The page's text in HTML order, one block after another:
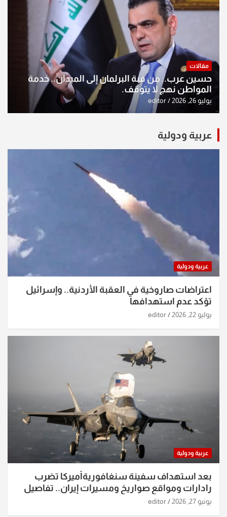
مقالات
حسين عرب.. من قبة البرلمان إلى الميدان.. خدمة
المواطن نهج لا يتوقف.
يوليو 26, 2026 editor
عربية ودولية
عربية ودولية
اعتراضات صاروخية في العقبة الأردنية.. وإسرائيل
تؤكد عدم استهدافها
يوليو 22, 2026 editor
عربية ودولية
بعد استهداف سفينة سنغافوريةأميركا تضرب
رادارات ومواقع صواريخ ومسيرات إيران.. تفاصيل
الساعات الماضية
يونيو 27, 2026 editor